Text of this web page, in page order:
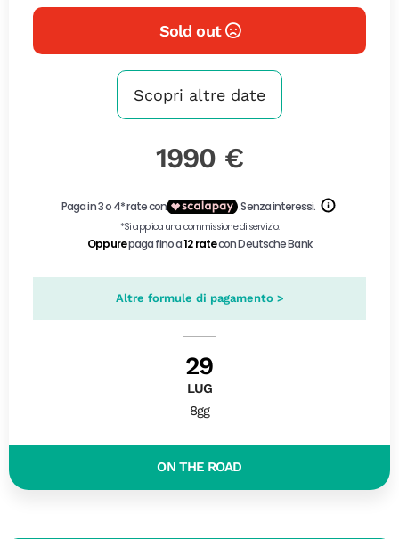
Sold out
Scopri altre date
1990 €
Altre formule di pagamento >
29
LUG
8gg
ON THE ROAD